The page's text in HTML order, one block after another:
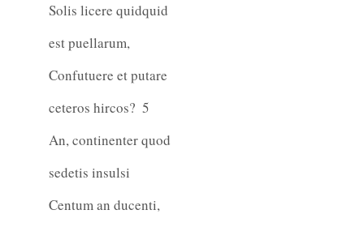
Solis licere quidquid
est puellarum,
Confutuere et putare
ceteros hircos? 5
An, continenter quod
sedetis insulsi
Centum an ducenti,